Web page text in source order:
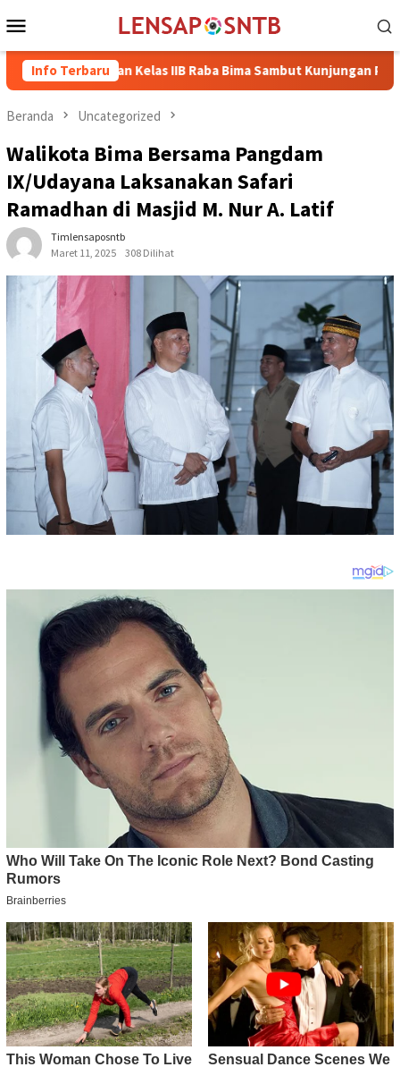
ke
Mobile
Info Terbaru
Rutan Kelas IIB Raba Bima Sambut Kunjungan Pj. Wali Kota Ir. H.
Beranda Uncategorized
Walikota Bima Bersama Pangdam
IX/Udayana Laksanakan Safari
Ramadhan di Masjid M. Nur A. Latif
Timlensaposntb
Maret 11, 2025
308 Dilihat